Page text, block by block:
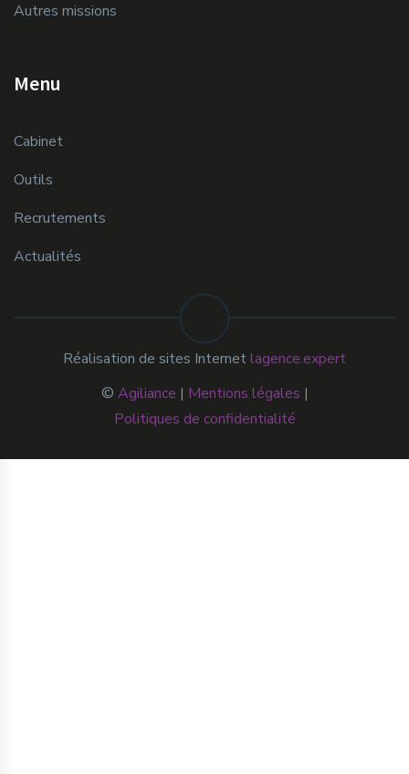
Autres missions
Menu
Cabinet
Outils
Recrutements
Actualités
© Agiliance | Mentions légales |
Politiques de confidentialité
Réalisation de sites Internetlagence.expert